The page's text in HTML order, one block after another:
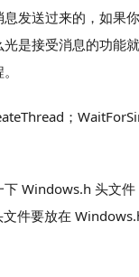
发送过来的，如果
是接受消息的功能
；
Windows.h 头文
件要放在